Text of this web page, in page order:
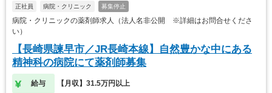
正社員 病院・クリニック 募集停止
病院・クリニックの薬剤師求人（法人名非公開 ※詳細はお問合せくださ
い）
【長崎県諫早市／JR長崎本線】自然豊かな中にある
精神科の病院にて薬剤師募集
給与 【月収】31.5万円以上